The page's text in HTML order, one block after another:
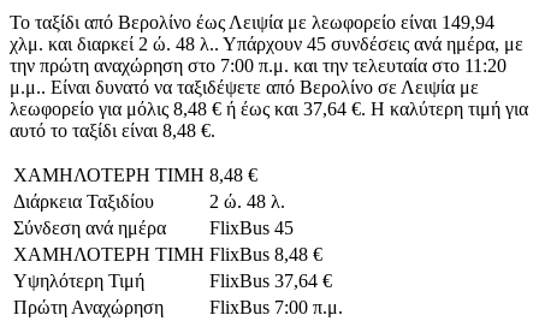
Το ταξίδι από Βερολίνο έως Λειψία με λεωφορείο είναι 149,94
χλμ. και διαρκεί 2 ώ. 48 λ.. Υπάρχουν 45 συνδέσεις ανά ημέρα, με
την πρώτη αναχώρηση στο 7:00 π.μ. και την τελευταία στο 11:20
μ.μ.. Είναι δυνατό να ταξιδέψετε από Βερολίνο σε Λειψία με
λεωφορείο για μόλις 8,48 € ή έως και 37,64 €. Η καλύτερη τιμή για
αυτό το ταξίδι είναι 8,48 €.
ΧΑΜΗΛΟΤΕΡΗ ΤΙΜΗ 8,48 €
Διάρκεια Ταξιδίου
2 ώ. 48 λ.
Σύνδεση ανά ημέρα
FlixBus 45
ΧΑΜΗΛΟΤΕΡΗ ΤΙΜΗ FlixBus 8,48 €
Υψηλότερη Τιμή
FlixBus 37,64 €
Πρώτη Αναχώρηση
FlixBus 7:00 π.μ.